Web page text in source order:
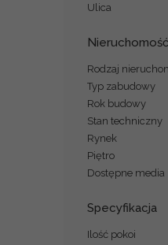
Ulica
Nieruchomość
Rodzaj
Typ zabudowy
Rok budowy
Stan techniczny
Rynek
Piętro
Dostępne media
Specyfikacja
Ilość pokoi